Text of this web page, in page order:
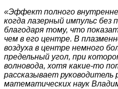
«Эффект полного
когда лазерный импульс
благодаря тому, что
чем в его центре. В
воздуха в центре немного
предельный угол, при
волновода, хотя какие-то
рассказывает
математических наук